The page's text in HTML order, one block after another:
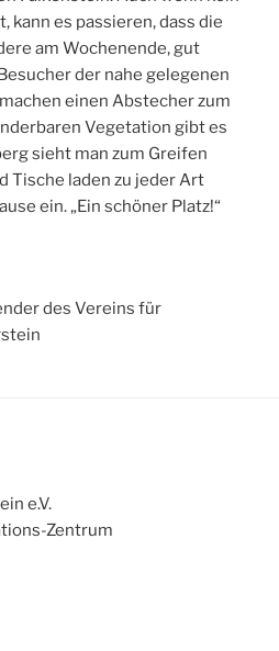
kann es passieren, dass die
am Wochenende, gut
der nahe gelegenen
einen Abstecher zum
Vegetation gibt es
sieht man zum Greifen
Tische laden zu jeder Art
ein. „Ein schöner Platz!“
des Vereins für
e.V.
Zentrum